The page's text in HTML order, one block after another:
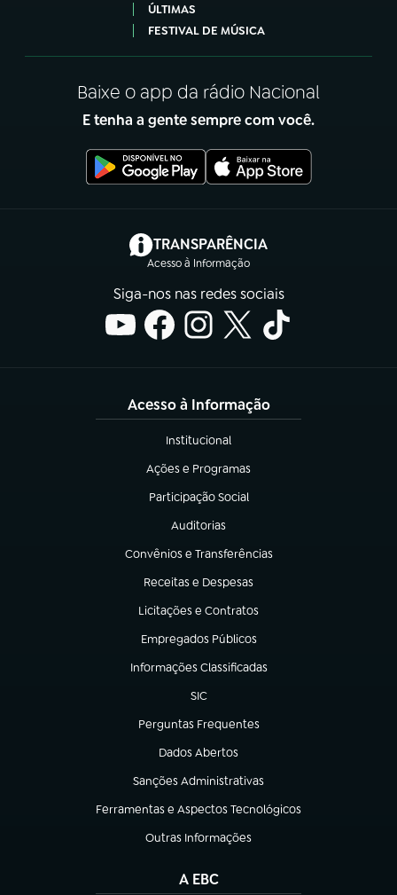
ÚLTIMAS
FESTIVAL DE MÚSICA
Baixe o app da rádio Nacional
E tenha a gente sempre com você.
TRANSPARÊNCIA
Acesso à Informação
(abre em nova aba)
Siga-nos nas redes sociais
Acesso à Informação
Institucional
(abre em nova aba)
Ações e Programas
(abre em nova aba)
Participação Social
(abre em nova aba)
Auditorias
(abre em nova aba)
Convênios e Transferências
(abre em nova aba)
Receitas e Despesas
(abre em nova aba)
Licitações e Contratos
(abre em nova aba)
Empregados Públicos
(abre em nova aba)
Informações Classificadas
(abre em nova aba)
SIC
(abre em nova aba)
Perguntas Frequentes
(abre em nova aba)
Dados Abertos
(abre em nova aba)
Sanções Administrativas
(abre em nova aba)
Ferramentas e Aspectos Tecnológicos
(abre em nova aba)
Outras Informações
(abre em nova aba)
A EBC